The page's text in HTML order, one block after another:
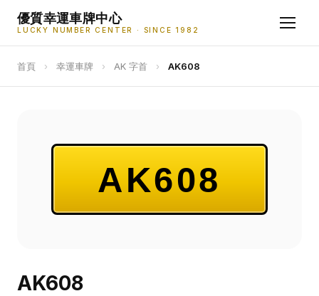
優質幸運車牌中心
LUCKY NUMBER CENTER · SINCE 1982
首頁 › 幸運車牌 › AK 字首 › AK608
AK608
AK608